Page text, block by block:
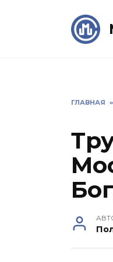
ГЛАВНАЯ »